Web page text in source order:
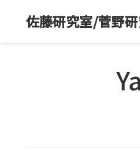
佐藤研究室/菅野